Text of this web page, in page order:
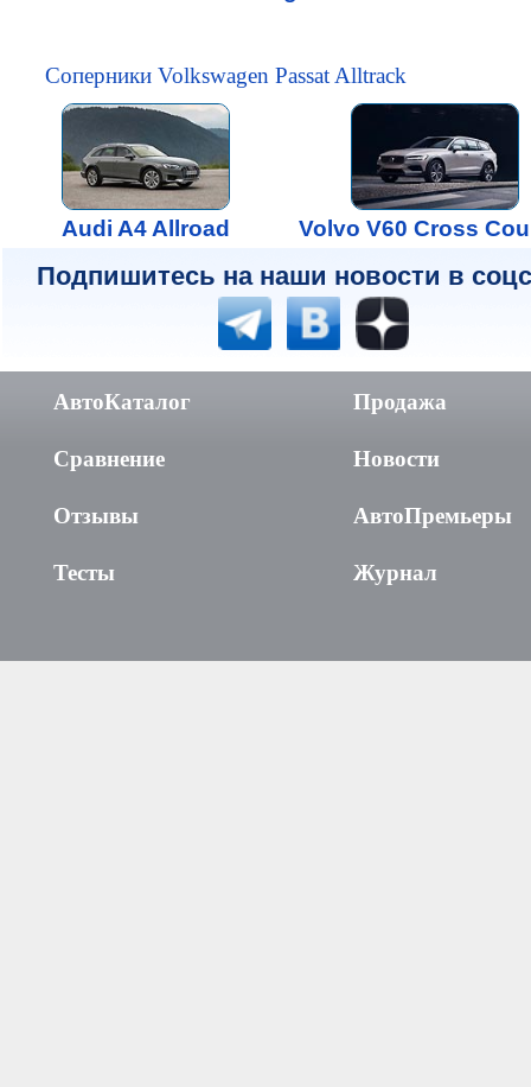
Соперники Volkswagen Passat Alltrack
Audi A4 Allroad Volvo V60 Cross
Подпишитесь на наши новости в
АвтоКаталог
Сравнение
Отзывы
Тесты
Продажа
Новости
АвтоПремьеры
Журнал